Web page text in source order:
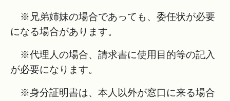
※兄弟姉妹の場合であっても、委任状が必要
になる場合があります。
※代理人の場合、請求書に使用目的等の記入
が必要になります。
※身分証明書は、本人以外が窓口に来る場合